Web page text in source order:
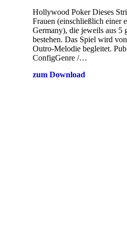
Hollywood Poker Dieses
Frauen (einschließlich einer
Germany), die jeweils aus 5
bestehen. Das Spiel wird
Outro-Melodie begleitet.
ConfigGenre /…
zum Download